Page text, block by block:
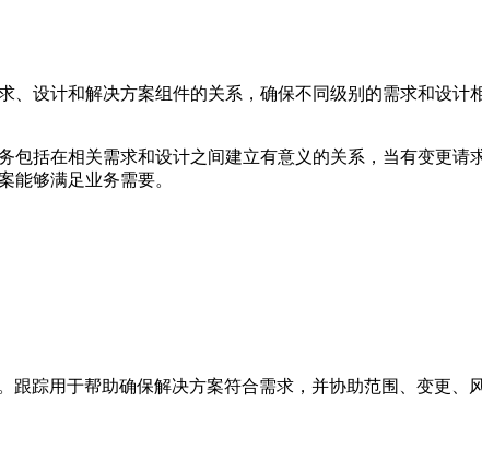
设计和解决方案组件的关系，确保不同级别的需求和设计
括在相关需求和设计之间建立有意义的关系，当有变更请
能够满足业务需要。
踪用于帮助确保解决方案符合需求，并协助范围、变更、